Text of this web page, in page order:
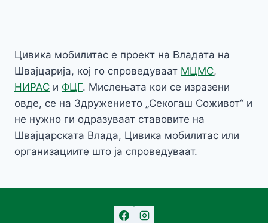
Цивика мобилитас е проект на Владата на
Швајцарија, кој го спроведуваат МЦМС,
НИРАС и ФЦГ. Мислењата кои се изразени
овде, се на Здружението „Секогаш Соживот“ и
не нужно ги одразуваат ставовите на
Швајцарската Влада, Цивика мобилитас или
организациите што ја спроведуваат.